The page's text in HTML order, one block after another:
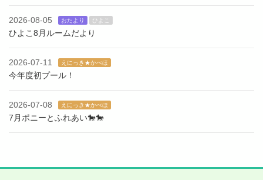
2026-08-05 おたより ひよこ
ひよこ8月ルームだより
2026-07-11 えにっき★かべほ
今年度初プール！
2026-07-08 えにっき★かべほ
7月ポニーとふれあい🐎🐎